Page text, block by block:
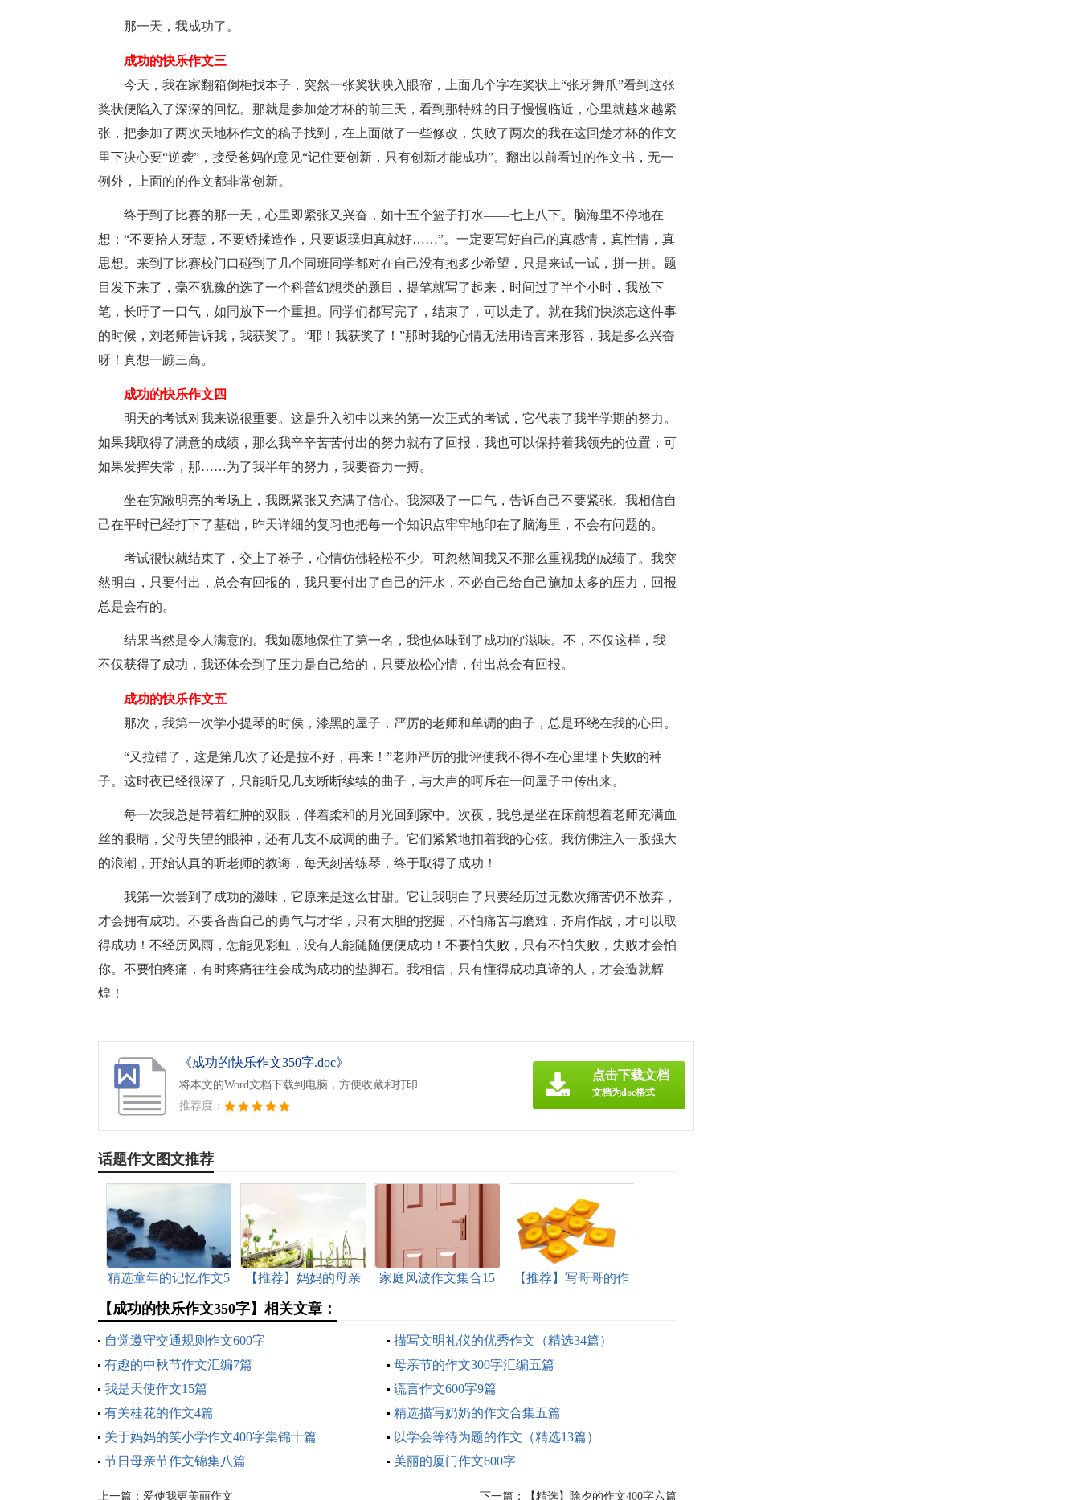
那一天，我成功了。
成功的快乐作文三
今天，我在家翻箱倒柜找本子，突然一张奖状映入眼帘，上面几个字在奖状上“张牙舞爪”看到这张
奖状便陷入了深深的回忆。那就是参加楚才杯的前三天，看到那特殊的日子慢慢临近，心里就越来越紧
张，把参加了两次天地杯作文的稿子找到，在上面做了一些修改，失败了两次的我在这回楚才杯的作文
里下决心要“逆袭”，接受爸妈的意见“记住要创新，只有创新才能成功”。翻出以前看过的作文书，无一
例外，上面的的作文都非常创新。
终于到了比赛的那一天，心里即紧张又兴奋，如十五个篮子打水——七上八下。脑海里不停地在
想：“不要拾人牙慧，不要矫揉造作，只要返璞归真就好……”。一定要写好自己的真感情，真性情，真
思想。来到了比赛校门口碰到了几个同班同学都对在自己没有抱多少希望，只是来试一试，拼一拼。题
目发下来了，毫不犹豫的选了一个科普幻想类的题目，提笔就写了起来，时间过了半个小时，我放下
笔，长吁了一口气，如同放下一个重担。同学们都写完了，结束了，可以走了。就在我们快淡忘这件事
的时候，刘老师告诉我，我获奖了。“耶！我获奖了！”那时我的心情无法用语言来形容，我是多么兴奋
呀！真想一蹦三高。
成功的快乐作文四
明天的考试对我来说很重要。这是升入初中以来的第一次正式的考试，它代表了我半学期的努力。
如果我取得了满意的成绩，那么我辛辛苦苦付出的努力就有了回报，我也可以保持着我领先的位置；可
如果发挥失常，那……为了我半年的努力，我要奋力一搏。
坐在宽敞明亮的考场上，我既紧张又充满了信心。我深吸了一口气，告诉自己不要紧张。我相信自
己在平时已经打下了基础，昨天详细的复习也把每一个知识点牢牢地印在了脑海里，不会有问题的。
考试很快就结束了，交上了卷子，心情仿佛轻松不少。可忽然间我又不那么重视我的成绩了。我突
然明白，只要付出，总会有回报的，我只要付出了自己的汗水，不必自己给自己施加太多的压力，回报
总是会有的。
结果当然是令人满意的。我如愿地保住了第一名，我也体味到了成功的'滋味。不，不仅这样，我
不仅获得了成功，我还体会到了压力是自己给的，只要放松心情，付出总会有回报。
成功的快乐作文五
那次，我第一次学小提琴的时侯，漆黑的屋子，严厉的老师和单调的曲子，总是环绕在我的心田。
“又拉错了，这是第几次了还是拉不好，再来！”老师严厉的批评使我不得不在心里埋下失败的种
子。这时夜已经很深了，只能听见几支断断续续的曲子，与大声的呵斥在一间屋子中传出来。
每一次我总是带着红肿的双眼，伴着柔和的月光回到家中。次夜，我总是坐在床前想着老师充满血
丝的眼睛，父母失望的眼神，还有几支不成调的曲子。它们紧紧地扣着我的心弦。我仿佛注入一股强大
的浪潮，开始认真的听老师的教诲，每天刻苦练琴，终于取得了成功！
我第一次尝到了成功的滋味，它原来是这么甘甜。它让我明白了只要经历过无数次痛苦仍不放弃，
才会拥有成功。不要吝啬自己的勇气与才华，只有大胆的挖掘，不怕痛苦与磨难，齐肩作战，才可以取
得成功！不经历风雨，怎能见彩虹，没有人能随随便便成功！不要怕失败，只有不怕失败，失败才会怕
你。不要怕疼痛，有时疼痛往往会成为成功的垫脚石。我相信，只有懂得成功真谛的人，才会造就辉
煌！
《成功的快乐作文350字.doc》
将本文的Word文档下载到电脑，方便收藏和打印
推荐度：
点击下载文档
文档为doc格式
话题作文图文推荐
精选童年的记忆作文5
【推荐】妈妈的母亲
家庭风波作文集合15
【推荐】写哥哥的作
【成功的快乐作文350字】相关文章：
自觉遵守交通规则作文600字
描写文明礼仪的优秀作文（精选34篇）
有趣的中秋节作文汇编7篇
母亲节的作文300字汇编五篇
我是天使作文15篇
谎言作文600字9篇
有关桂花的作文4篇
精选描写奶奶的作文合集五篇
关于妈妈的笑小学作文400字集锦十篇
以学会等待为题的作文（精选13篇）
节日母亲节作文锦集八篇
美丽的厦门作文600字
上一篇： 爱使我更美丽作文 下一篇： 【精选】除夕的作文400字六篇